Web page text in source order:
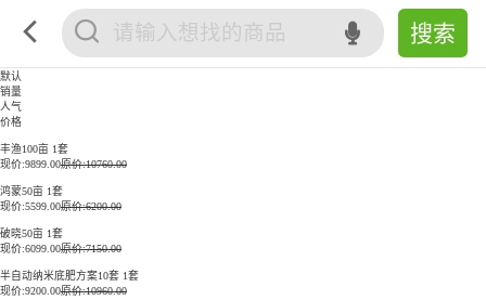
默认
销量
人气
价格
丰渔100亩 1套
现价:9899.00原价:10760.00
鸿蒙50亩 1套
现价:5599.00原价:6200.00
破晓50亩 1套
现价:6099.00原价:7150.00
半自动纳米底肥方案10套 1套
现价:9200.00原价:10960.00